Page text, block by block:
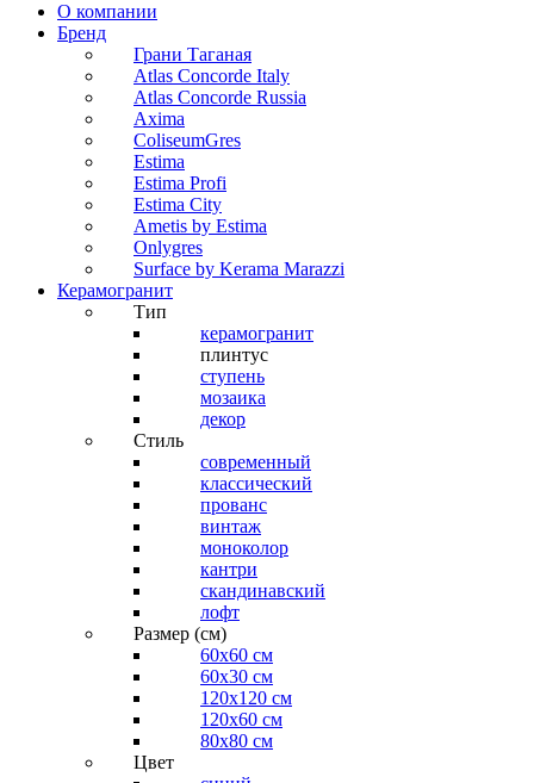
О компании
Бренд
Грани Таганая
Atlas Concorde Italy
Atlas Concorde Russia
Axima
ColiseumGres
Estima
Estima Profi
Estima City
Ametis by Estima
Onlygres
Surface by Kerama Marazzi
Керамогранит
Тип
керамогранит
плинтус
ступень
мозаика
декор
Стиль
современный
классический
прованс
винтаж
моноколор
кантри
скандинавский
лофт
Размер (см)
60х60 см
60x30 см
120x120 см
120x60 см
80x80 см
Цвет